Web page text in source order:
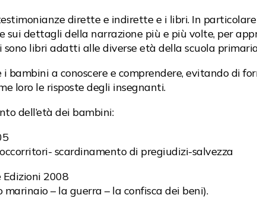
dirette e indirette e i libri. In
dettagli della narrazione più e più volte, per
libri adatti alle diverse età della scuola
a conoscere e comprendere, evitando di
loro le risposte degli insegnanti.
dell’età dei bambini:
scardinamento di pregiudizi-salvezza
Edizioni 2008
– la guerra – la confisca dei beni).